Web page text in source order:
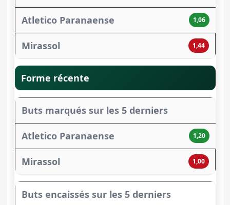
1,06
1,44
Forme récente
Buts marqués sur les 5 derniers
1,20
1,00
Buts encaissés sur les 5 derniers